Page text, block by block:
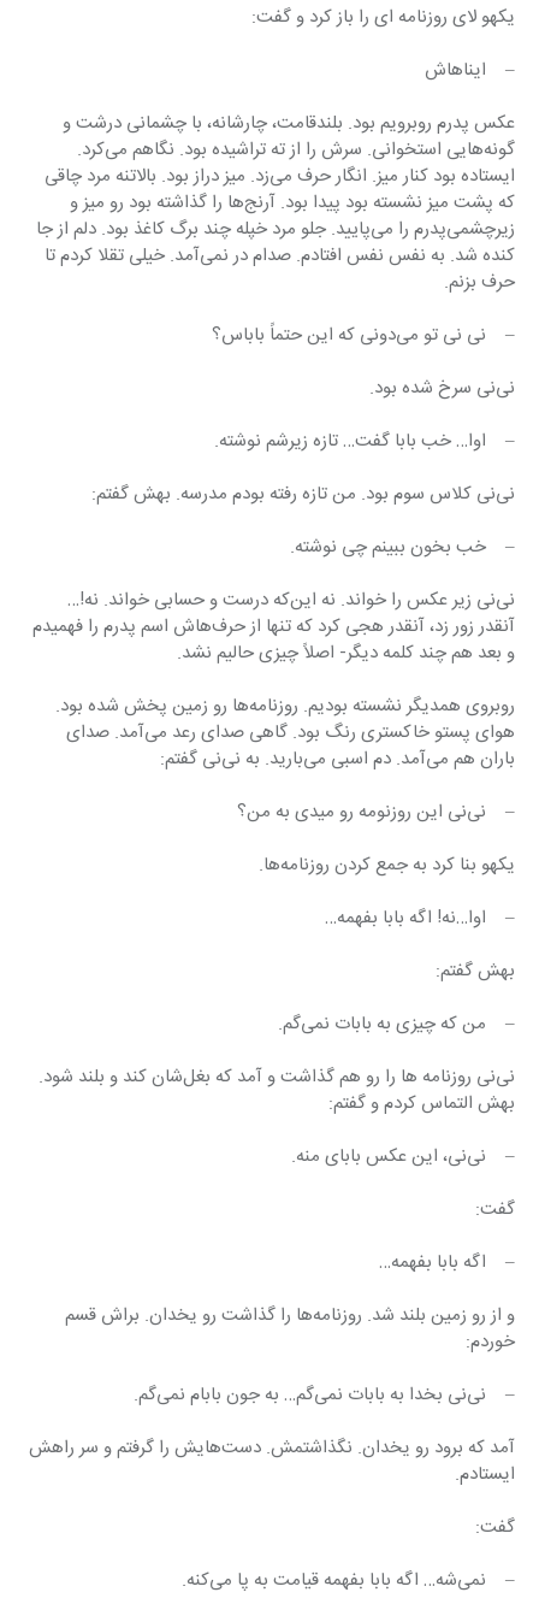
یکهو لای روزنامه ای را باز کرد و گفت:
–    ایناهاش
عکس پدرم روبرویم بود. بلندقامت، چارشانه، با چشمانی درشت و
گونه‌هایی استخوانی. سرش را از ته تراشیده بود. نگاهم می‌کرد.
ایستاده بود کنار میز. انگار حرف می‌زد. میز دراز بود. بالاتنه مرد چاقی
که پشت میز نشسته بود پیدا بود. آرنج‌ها را گذاشته بود رو میز و
زیرچشمی‌پدرم را می‌پایید. جلو مرد خپله چند برگ کاغذ بود. دلم از جا
کنده شد. به نفس نفس افتادم. صدام در نمی‌آمد. خیلی تقلا کردم تا
حرف بزنم.
–    نی نی تو می‌دونی که این حتماً باباس؟
نی‌نی سرخ شده بود.
–    اوا… خب بابا گفت… تازه زیرشم نوشته.
نی‌نی کلاس سوم بود. من تازه رفته بودم مدرسه. بهش گفتم:
–    خب بخون ببینم چی نوشته.
نی‌نی زیر عکس را خواند. نه این‌که درست و حسابی خواند. نه!…
آنقدر زور زد، آنقدر هجی کرد که تنها از حرف‌هاش اسم پدرم را فهمیدم
و بعد هم چند کلمه دیگر- اصلاً چیزی حالیم نشد.
روبروی همدیگر نشسته بودیم. روزنامه‌ها رو زمین پخش شده بود.
هوای پستو خاکستری رنگ بود. گاهی صدای رعد می‌آمد. صدای
باران هم می‌آمد. دم اسبی می‌بارید. به نی‌نی گفتم:
–    نی‌نی این روزنومه رو میدی به من؟
یکهو بنا کرد به جمع کردن روزنامه‌ها.
–    اوا…نه! اگه بابا بفهمه…
بهش گفتم:
–    من که چیزی به بابات نمی‌گم.
نی‌نی روزنامه ها را رو هم گذاشت و آمد که بغل‌شان کند و بلند شود.
بهش التماس کردم و گفتم:
–    نی‌نی، این عکس بابای منه.
گفت:
–    اگه بابا بفهمه…
و از رو زمین بلند شد. روزنامه‌ها را گذاشت رو یخدان. براش قسم
خوردم:
–    نی‌نی بخدا به بابات نمی‌گم… به جون بابام نمی‌گم.
آمد که برود رو یخدان. نگذاشتمش. دست‌هایش را گرفتم و سر راهش
ایستادم.
گفت:
–    نمی‌شه… اگه بابا بفهمه قیامت به پا می‌کنه.